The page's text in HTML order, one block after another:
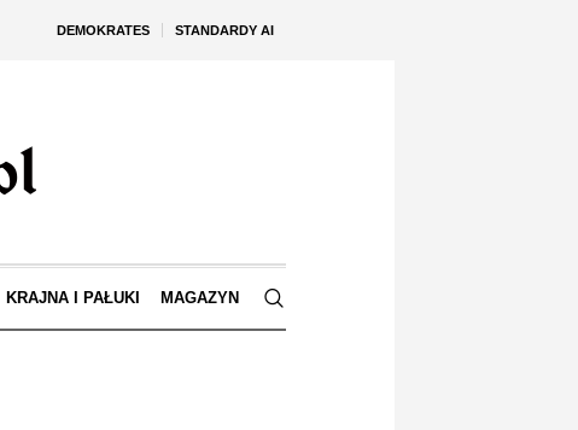
DEMOKRATES STANDARDY AI
KRAJNA I PAŁUKI MAGAZYN